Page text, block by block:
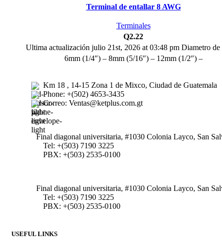
Terminal de entallar 8 AWG
Terminales
Q2.22
Ultima actualización julio 21st, 2026 at 03:48 pm Diametro de
6mm (1/4″) – 8mm (5/16″) – 12mm (1/2″) –
Km 18 , 14-15 Zona 1 de Mixco, Ciudad de Guatemala
Phone: +(502) 4653-3435
Correo: Ventas@ketplus.com.gt
Final diagonal universitaria, #1030 Colonia Layco, San
Tel: +(503) 7190 3225
PBX: +(503) 2535-0100
Final diagonal universitaria, #1030 Colonia Layco, San
Tel: +(503) 7190 3225
PBX: +(503) 2535-0100
USEFUL LINKS